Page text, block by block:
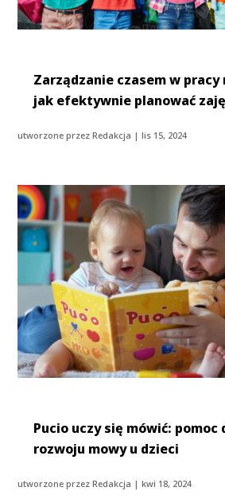
Zarządzanie czasem w pracy
jak efektywnie planować
utworzone przezRedakcja |lis 15, 2024
Pucio uczy się mówić:
rozwoju mowy u dzieci
utworzone przezRedakcja |kwi 18, 2024